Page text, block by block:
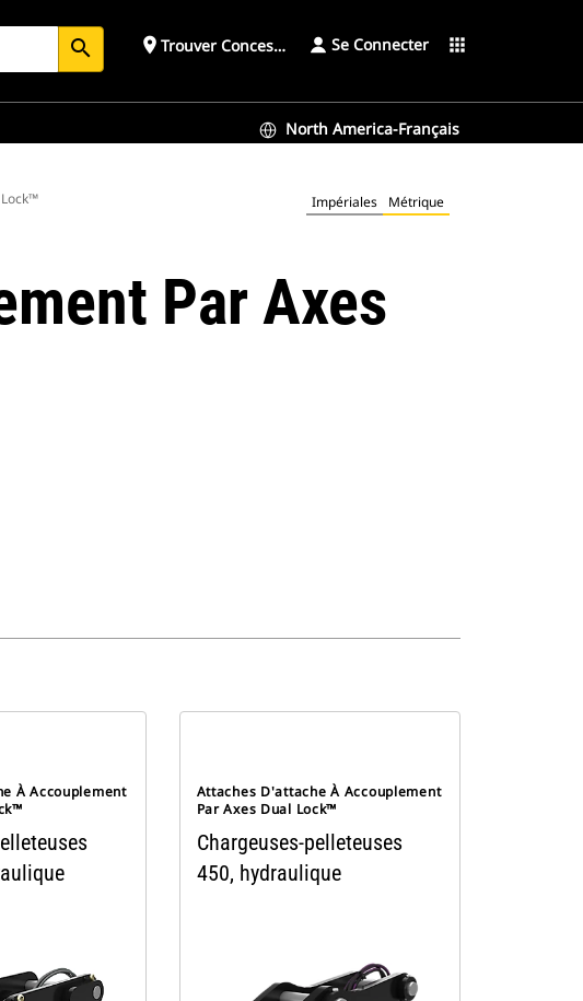
search place Trouver ConcessionnaireSe Connecter apps
North America-Français
Impériales Métrique
Par Axes
À Accouplement
Attaches D'attache À Accouplement
Par Axes Dual Lock™
Chargeuses-pelleteuses
450, hydraulique